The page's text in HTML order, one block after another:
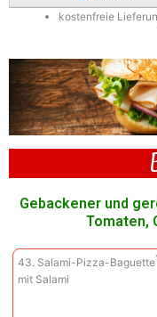
kostenfreie
Gebackener und
Tomaten,
43. Salami-Pizza-Baguette
mit Salami